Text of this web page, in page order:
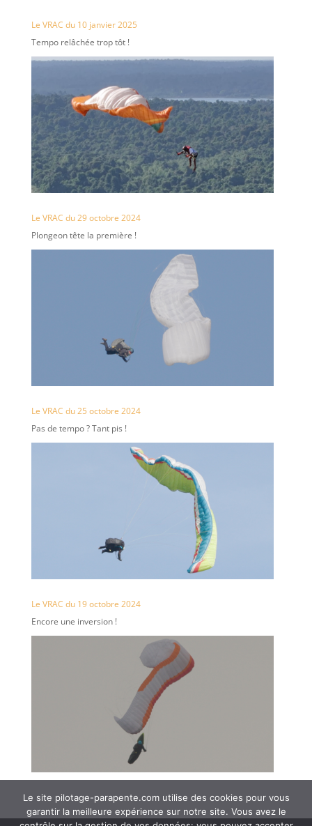
Le VRAC du 10 janvier 2025
Tempo relâchée trop tôt !
Le VRAC du 29 octobre 2024
Plongeon tête la première !
Le VRAC du 25 octobre 2024
Pas de tempo ? Tant pis !
Le VRAC du 19 octobre 2024
Encore une inversion !
Le site pilotage-parapente.com utilise des cookies pour vous
garantir la meilleure expérience sur notre site. Vous avez le